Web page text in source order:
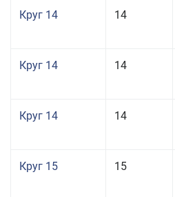
Круг 14 14
Круг 14 14
Круг 14 14
Круг 15 15